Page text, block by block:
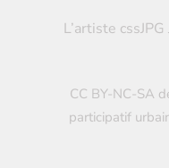
L’artiste cssJPG
CC BY-NC-SA
participatif